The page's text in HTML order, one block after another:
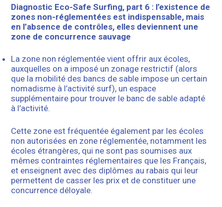
Diagnostic Eco-Safe Surfing, part 6 : l’existence de
zones non-réglementées est indispensable, mais
en l’absence de contrôles, elles deviennent une
zone de concurrence sauvage
La zone non réglementée vient offrir aux écoles,
auxquelles on a imposé un zonage restrictif (alors
que la mobilité des bancs de sable impose un certain
nomadisme à l’activité surf), un espace
supplémentaire pour trouver le banc de sable adapté
à l’activité.
Cette zone est fréquentée également par les écoles
non autorisées en zone réglementée, notamment les
écoles étrangères, qui ne sont pas soumises aux
mêmes contraintes réglementaires que les Français,
et enseignent avec des diplômes au rabais qui leur
permettent de casser les prix et de constituer une
concurrence déloyale.